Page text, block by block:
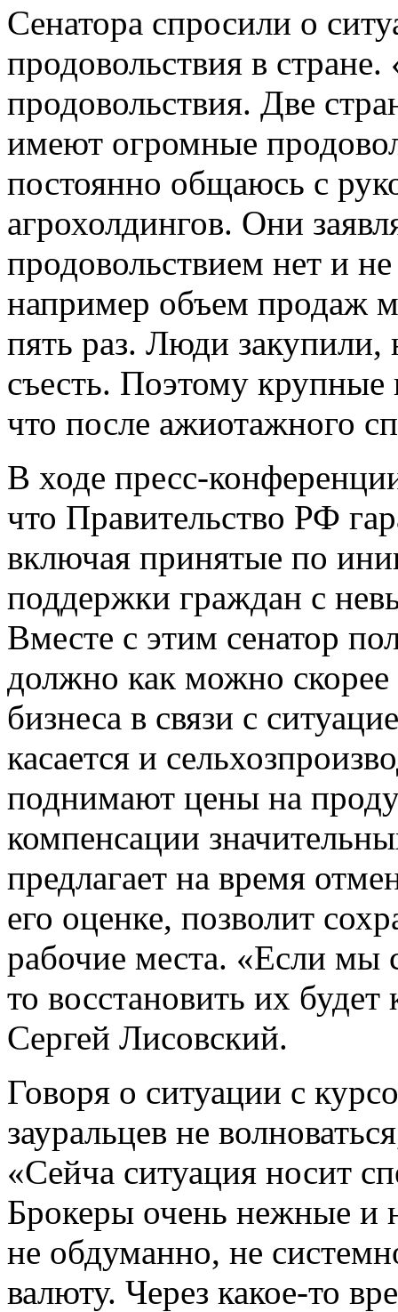
Сенатора спросили о
продовольствия в
продовольствия. Две
имеют огромные
постоянно общаюсь с
агрохолдингов. Они
продовольствием нет и
например объем продаж
пять раз. Люди закупили,
съесть. Поэтому
что после ажиотажного
В ходе пресс-
что Правительство РФ
включая принятые по
поддержки граждан с
Вместе с этим сенатор
должно как можно
бизнеса в связи с
касается и
поднимают цены на
компенсации
предлагает на время
его оценке, позволит
рабочие места. «Если мы
то восстановить их
Сергей Лисовский.
Говоря о ситуации с
зауральцев не
«Сейча ситуация носит
Брокеры очень нежные и
не обдуманно, не
валюту. Через какое-то